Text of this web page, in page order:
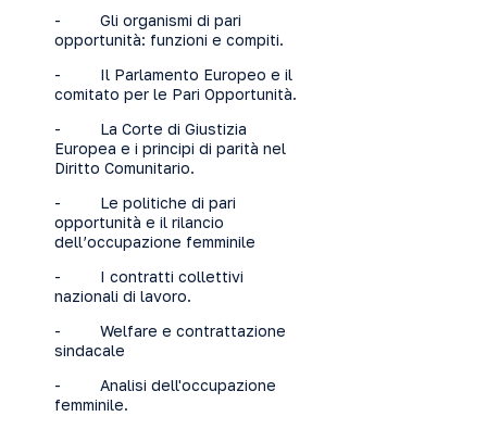
- Gli organismi di pari
opportunità: funzioni e compiti.
- Il Parlamento Europeo e il
comitato per le Pari Opportunità.
- La Corte di Giustizia
Europea e i principi di parità nel
Diritto Comunitario.
- Le politiche di pari
opportunità e il rilancio
dell’occupazione femminile
- I contratti collettivi
nazionali di lavoro.
- Welfare e contrattazione
sindacale
- Analisi dell'occupazione
femminile.